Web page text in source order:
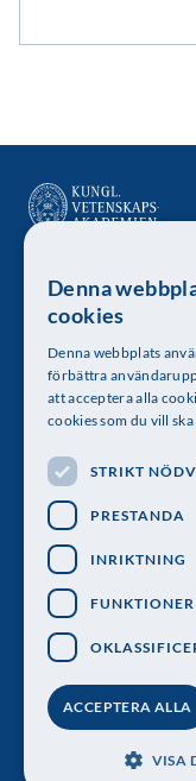
Kungl.
Besöksadress: Lilla
Telefon: 08-673 95
Kontakt
Följ oss
Denna
cookies
Denna webbplats
förbättra
att acceptera alla
cookies som du vill
STRIKT
PRESTANDA
INRIKTNING
FUNKTIONER
ACCEPTERA ALLA
VISA